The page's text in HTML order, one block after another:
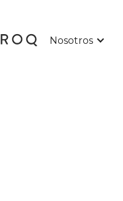
Nosotros